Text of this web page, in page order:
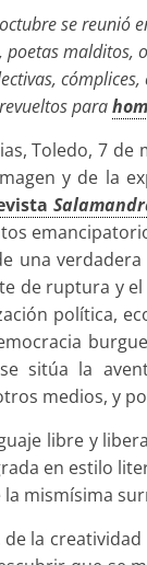
se reunió
malditos,
para
Toledo, 7
y de la
una
de ruptura y
política,
sitúa la
medios, y
libre y
en estilo
la mismísima
la